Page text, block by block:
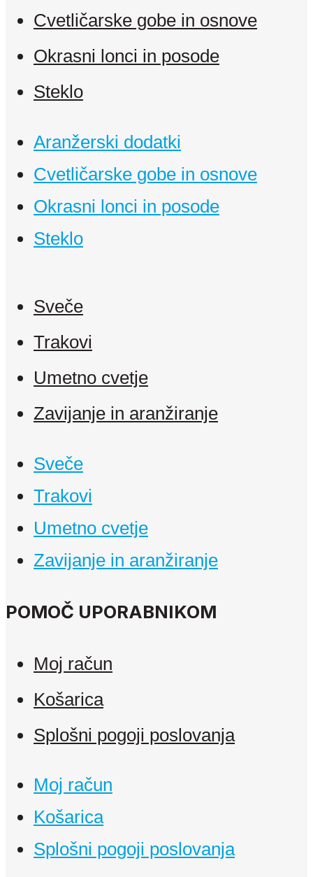
Cvetličarske gobe in osnove
Okrasni lonci in posode
Steklo
Aranžerski dodatki
Cvetličarske gobe in osnove
Okrasni lonci in posode
Steklo
Sveče
Trakovi
Umetno cvetje
Zavijanje in aranžiranje
Sveče
Trakovi
Umetno cvetje
Zavijanje in aranžiranje
POMOČ UPORABNIKOM
Moj račun
Košarica
Splošni pogoji poslovanja
Moj račun
Košarica
Splošni pogoji poslovanja